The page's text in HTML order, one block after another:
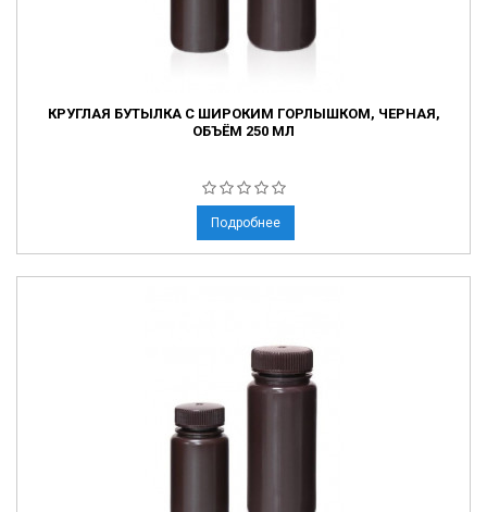
КРУГЛАЯ БУТЫЛКА С ШИРОКИМ ГОРЛЫШКОМ, ЧЕРНАЯ,
ОБЪЁМ 250 МЛ
Подробнее